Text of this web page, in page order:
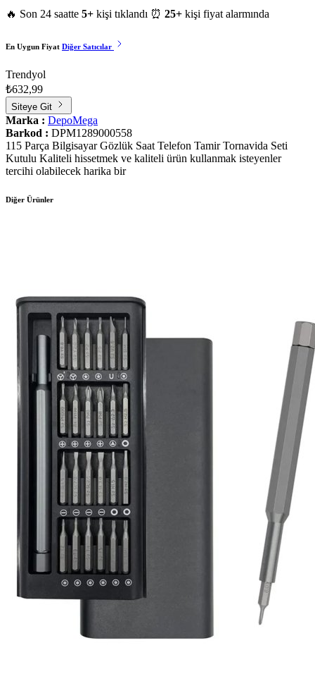
🔥 Son 24 saatte 5+ kişi tıklandı ⏰ 25+ kişi fiyat alarmında
En Uygun Fiyat Diğer Satıcılar
Trendyol
₺632,99
Siteye Git
Marka : DepoMega
Barkod : DPM1289000558
115 Parça Bilgisayar Gözlük Saat Telefon Tamir Tornavida Seti
Kutulu Kaliteli hissetmek ve kaliteli ürün kullanmak isteyenler
tercihi olabilecek harika bir
Diğer Ürünler